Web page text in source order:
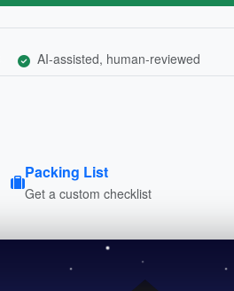
AI-assisted, human-reviewed
Packing List
Get a custom checklist